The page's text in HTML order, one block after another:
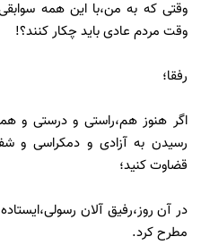
وقتی که به من،با این همه
وقت مردم عادی باید چکار کنند؟!
رفقا؛
اگر هنوز هم،راستی و درستی و
رسیدن به آزادی و دمکراسی و
قضاوت کنید؛
در آن روز،رفیق آلان
مطرح کرد.